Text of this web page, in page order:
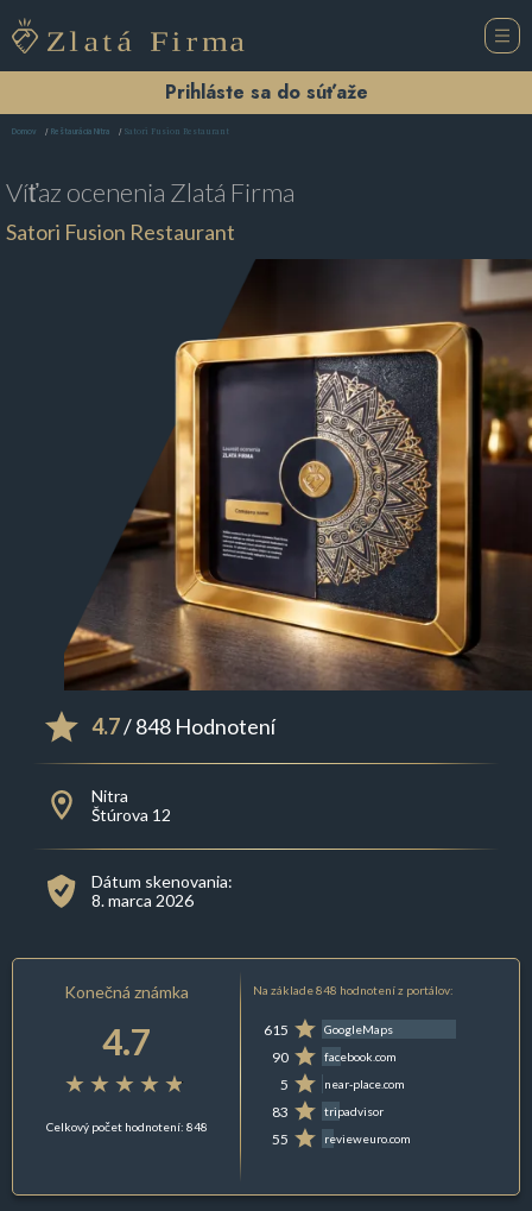
Prihláste sa do súťaže
Domov Reštaurácia Nitra Satori Fusion Restaurant
Víťaz ocenenia Zlatá Firma
Satori Fusion Restaurant
4.7/ 848 Hodnotení
Nitra
Štúrova 12
Dátum skenovania:
8. marca 2026
Konečná známka
4.7
Celkový počet hodnotení: 848
Na základe 848 hodnotení z portálov:
615 GoogleMaps
90 facebook.com
5 near-place.com
83 tripadvisor
55 revieweuro.com